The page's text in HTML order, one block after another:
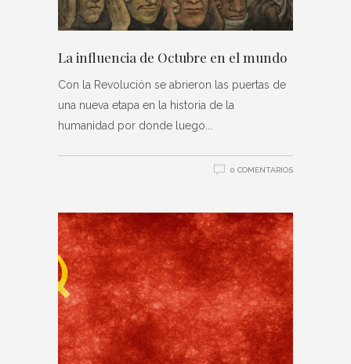
La influencia de Octubre en el mundo
Con la Revolución se abrieron las puertas de
una nueva etapa en la historia de la
humanidad por donde luego
0 COMENTARIOS